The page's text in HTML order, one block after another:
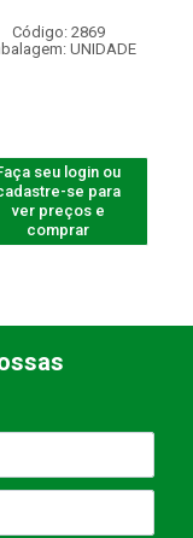
Código: 2869
UNIDADE
seu login ou
se para
ver preços e
comprar